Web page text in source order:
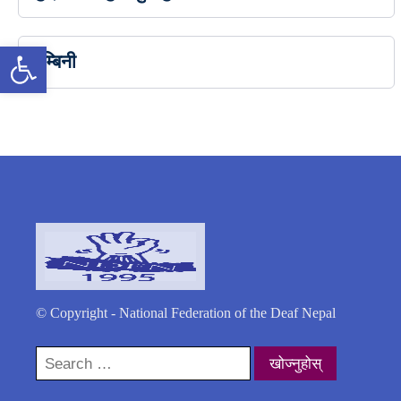
लुम्बिनी
© Copyright - National Federation of the Deaf Nepal
Search
for:
Open toolbar